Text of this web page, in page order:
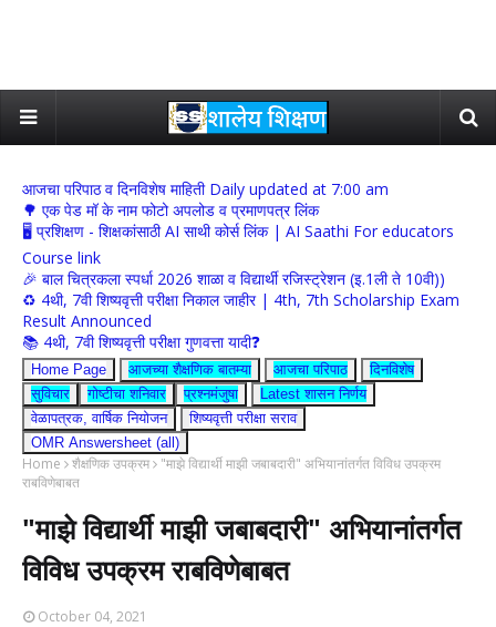
आजचा परिपाठ व दिनविशेष माहिती Daily updated at 7:00 am
🌳 एक पेड मॉ के नाम फोटो अपलोड व प्रमाणपत्र लिंक
🖥 प्रशिक्षण - शिक्षकांसाठी AI साथी कोर्स लिंक | AI Saathi For educators
Course link
🎉 बाल चित्रकला स्पर्धा 2026 शाळा व विद्यार्थी रजिस्ट्रेशन (इ.1ली ते 10वी))
♻️ 4थी, 7वी शिष्यवृत्ती परीक्षा निकाल जाहीर | 4th, 7th Scholarship Exam
Result Announced
📚 4थी, 7वी शिष्यवृत्ती परीक्षा गुणवत्ता यादी❓
Home Page आजच्या शैक्षणिक बातम्या आजचा परिपाठ
दिनविशेष
सुविचार
गोष्टीचा शनिवार प्रश्नमंजुषा
Latest शासन निर्णय
वेळापत्रक, वार्षिक नियोजन
शिष्यवृत्ती परीक्षा सराव
OMR Answersheet (all)
Home शैक्षणिक उपक्रम
"माझे विद्यार्थी माझी जबाबदारी" अभियानांतर्गत विविध उपक्रम
राबविणेबाबत
"माझे विद्यार्थी माझी जबाबदारी" अभियानांतर्गत
विविध उपक्रम राबविणेबाबत
October 04, 2021